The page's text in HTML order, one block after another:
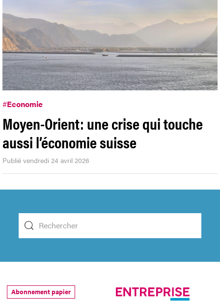
#Economie
Moyen-Orient: une crise qui touche
aussi l’économie suisse
Publié vendredi 24 avril 2026
Abonnement papier